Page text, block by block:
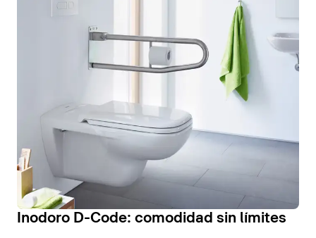
Inodoro D-Code: comodidad sin límites